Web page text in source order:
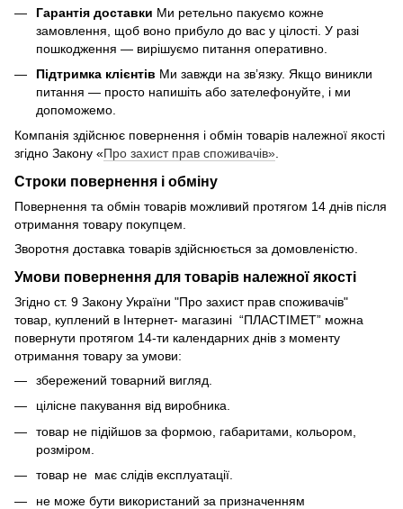
Гарантія доставки Ми ретельно пакуємо кожне
замовлення, щоб воно прибуло до вас у цілості. У разі
пошкодження — вирішуємо питання оперативно.
Підтримка клієнтів Ми завжди на зв’язку. Якщо виникли
питання — просто напишіть або зателефонуйте, і ми
допоможемо.
Компанія здійснює повернення і обмін товарів належної якості
згідно Закону «Про захист прав споживачів».
Строки повернення і обміну
Повернення та обмін товарів можливий протягом 14 днів після
отримання товару покупцем.
Зворотня доставка товарів здійснюється за домовленістю.
Умови повернення для товарів належної якості
Згідно ст. 9 Закону України "Про захист прав споживачів"
товар, куплений в Інтернет- магазині “ПЛАСТІМЕТ” можна
повернути протягом 14-ти календарних днів з моменту
отримання товару за умови:
збережений товарний вигляд.
цілісне пакування від виробника.
товар не підійшов за формою, габаритами, кольором,
розміром.
товар не має слідів експлуатації.
не може бути використаний за призначенням